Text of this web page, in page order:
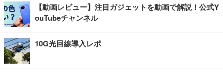
【動画レビュー】注目ガジェットを動画で解説！公式Y
ouTubeチャンネル
10G光回線導入レポ